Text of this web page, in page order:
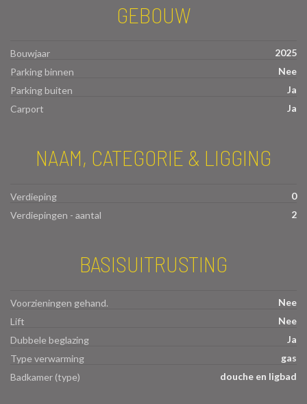
GEBOUW
Bouwjaar
2025
Parking binnen
Nee
Parking buiten
Ja
Carport
Ja
NAAM, CATEGORIE & LIGGING
Verdieping
0
Verdiepingen - aantal
2
BASISUITRUSTING
Voorzieningen gehand.
Nee
Lift
Nee
Dubbele beglazing
Ja
Type verwarming
gas
Badkamer (type)
douche en ligbad